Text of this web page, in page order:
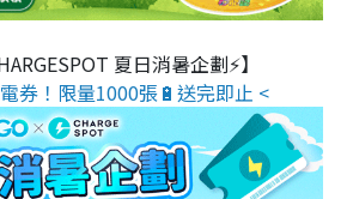
夏日消暑企劃⚡】
券！限量1000張🔋送完即止 <